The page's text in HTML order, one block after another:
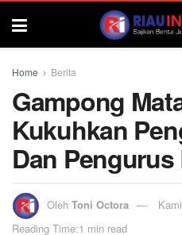
Home Berita
Gampong
Kukuhkan
Dan Pengurus
Oleh Toni Octora
Reading Time:1 min read